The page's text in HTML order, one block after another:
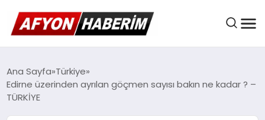
AFYON HABER
GÜNDEM
Ana Sayfa Türkiye
Edirne üzerinden ayrılan göçmen sayısı bakın ne kadar ? –
TÜRKİYE